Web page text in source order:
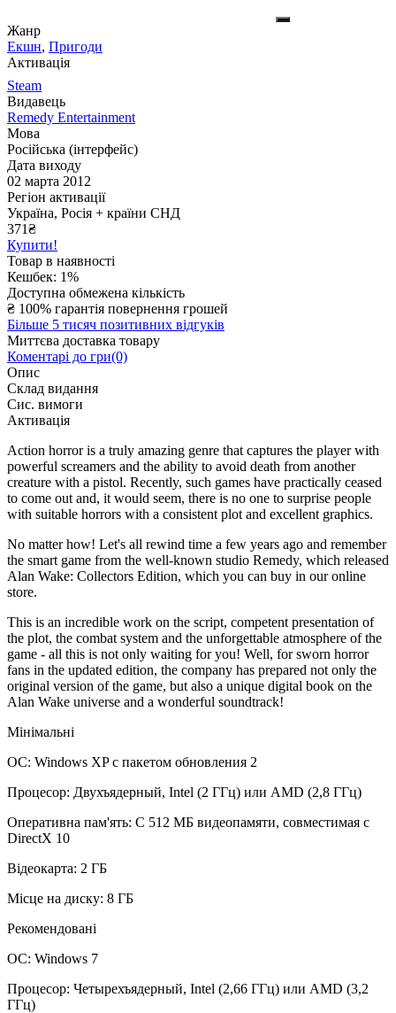
Жанр
Екшн, Пригоди
Активація
Steam
Видавець
Remedy Entertainment
Мова
Російська (інтерфейс)
Дата виходу
02 марта 2012
Регіон активації
Україна, Росія + країни СНД
371₴
Купити!
Товар в наявності
Кешбек: 1%
Доступна обмежена кількість
₴ 100% гарантія повернення грошей
Більше 5 тисяч позитивних відгуків
Миттєва доставка товару
Коментарі до гри(0)
Опис
Склад видання
Сис. вимоги
Активація
Action horror is a truly amazing genre that captures the player with
powerful screamers and the ability to avoid death from another
creature with a pistol. Recently, such games have practically ceased
to come out and, it would seem, there is no one to surprise people
with suitable horrors with a consistent plot and excellent graphics.
No matter how! Let's all rewind time a few years ago and remember
the smart game from the well-known studio Remedy, which released
Alan Wake: Collectors Edition, which you can buy in our online
store.
This is an incredible work on the script, competent presentation of
the plot, the combat system and the unforgettable atmosphere of the
game - all this is not only waiting for you! Well, for sworn horror
fans in the updated edition, the company has prepared not only the
original version of the game, but also a unique digital book on the
Alan Wake universe and a wonderful soundtrack!
Мінімальні
ОС: Windows XP с пакетом обновления 2
Процесор: Двухъядерный, Intel (2 ГГц) или AMD (2,8 ГГц)
Оперативна пам'ять: С 512 МБ видеопамяти, совместимая с
DirectX 10
Відеокарта: 2 ГБ
Місце на диску: 8 ГБ
Рекомендовані
ОС: Windows 7
Процесор: Четырехъядерный, Intel (2,66 ГГц) или AMD (3,2
ГГц)